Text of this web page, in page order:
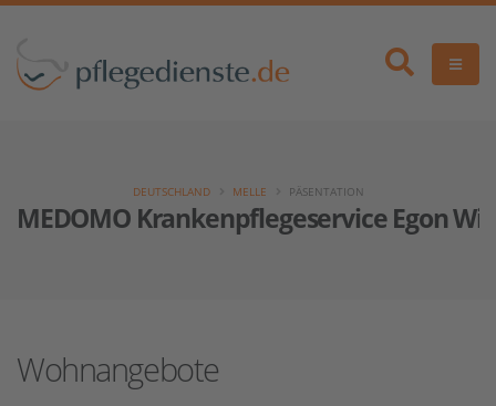
MEDOMO Krankenpflegeservice Egon
DEUTSCHLAND MELLE PÄSENTATION
Wohnangebote